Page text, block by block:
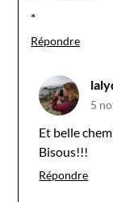
*
Répondre
5
Et belle
Bisous!!!
Répondre